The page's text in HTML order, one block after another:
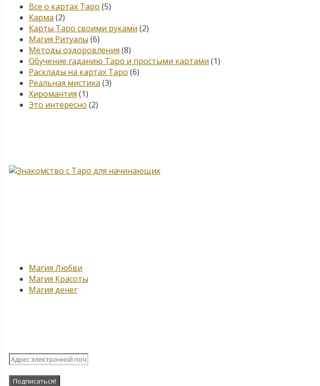
Все о картах Таро (5)
Карма (2)
Карты Таро своими руками (2)
Магия Ритуалы (6)
Методы оздоровления (8)
Обучение гаданию Таро и простыми картами (1)
Расклады на картах Таро (6)
Реальная мистика (3)
Хиромантия (1)
Это интересно (2)
Магия Любви
Магия Красоты
Магия денег